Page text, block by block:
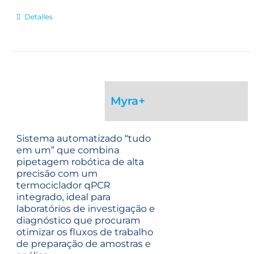
Detalles
Myra+
Sistema automatizado “tudo
em um” que combina
pipetagem robótica de alta
precisão com um
termociclador qPCR
integrado, ideal para
laboratórios de investigação e
diagnóstico que procuram
otimizar os fluxos de trabalho
de preparação de amostras e